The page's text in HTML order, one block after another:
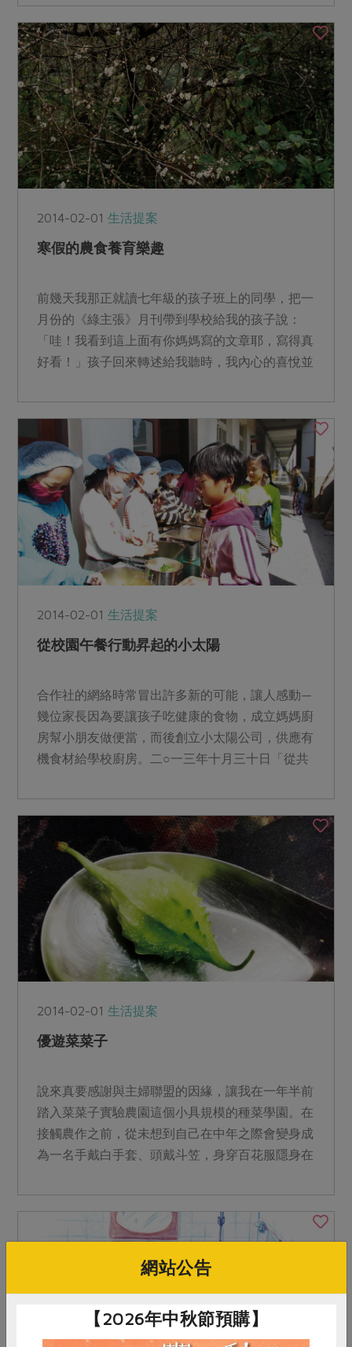
2014-02-01生活提案
寒假的農食養育樂趣
前幾天我那正就讀七年級的孩子班上的同學，把一
月份的《綠主張》月刊帶到學校給我的孩子說：
「哇！我看到這上面有你媽媽寫的文章耶，寫得真
好看！」孩子回來轉述給我聽時，我內心的喜悅並
2014-02-01生活提案
從校園午餐行動昇起的小太陽
合作社的網絡時常冒出許多新的可能，讓人感動—
幾位家長因為要讓孩子吃健康的食物，成立媽媽廚
房幫小朋友做便當，而後創立小太陽公司，供應有
機食材給學校廚房。二○一三年十月三十日「從共
2014-02-01生活提案
優遊菜菜子
說來真要感謝與主婦聯盟的因緣，讓我在一年半前
踏入菜菜子實驗農園這個小具規模的種菜學園。在
接觸農作之前，從未想到自己在中年之際會變身成
為一名手戴白手套、頭戴斗笠，身穿百花服隱身在
網站公告
【2026年中秋節預購】